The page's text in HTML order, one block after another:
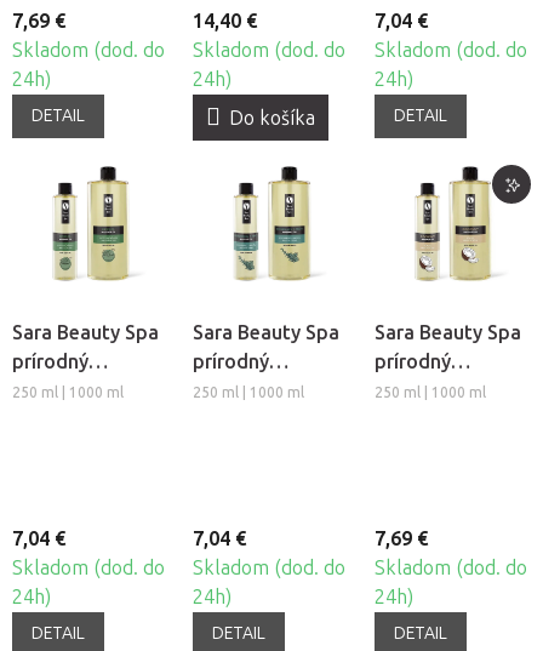
7,69 €
Skladom (dod. do
24h)
DETAIL
14,40 €
Skladom (dod. do
24h)
Do košíka
7,04 €
Skladom (dod. do
24h)
DETAIL
Sara Beauty Spa
prírodný
rastlinný
250 ml | 1000 ml
7,04 €
Skladom (dod. do
24h)
DETAIL
Sara Beauty Spa
prírodný
rastlinný
250 ml | 1000 ml
7,04 €
Skladom (dod. do
24h)
DETAIL
Sara Beauty Spa
prírodný
rastlinný
250 ml | 1000 ml
7,69 €
Skladom (dod. do
24h)
DETAIL